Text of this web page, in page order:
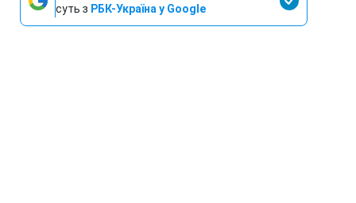
суть з РБК-Україна у Google